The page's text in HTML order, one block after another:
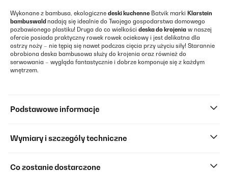
Wykonane z bambusa, ekologiczne deski kuchenne Batvik marki Klarstein
bambuswald nadają się idealnie do Twojego gospodarstwa domowego
pozbawionego plastiku! Druga do co wielkości deska do krojenia w naszej
ofercie posiada praktyczny rowek rowek ociekowy i jest delikatna dla
ostrzy noży – nie tępią się nawet podczas cięcia przy użyciu siły! Starannie
obrobiona deska bambusowa służy do krojenia oraz również do
serwowania – wygląda fantastycznie i dobrze komponuje się z każdym
wnętrzem.
Podstawowe informacje
Wymiary i szczegóły techniczne
Co zostanie dostarczone